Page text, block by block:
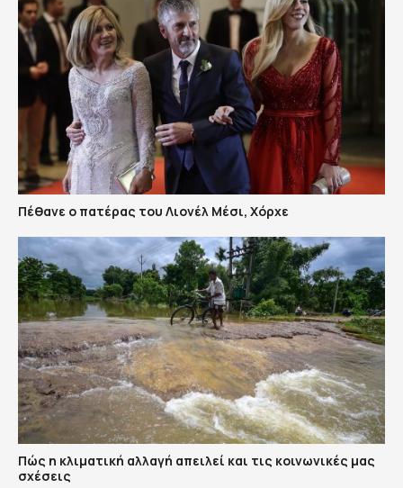
Πέθανε ο πατέρας του Λιονέλ Μέσι, Χόρχε
Πώς η κλιματική αλλαγή απειλεί και τις κοινωνικές μας
σχέσεις